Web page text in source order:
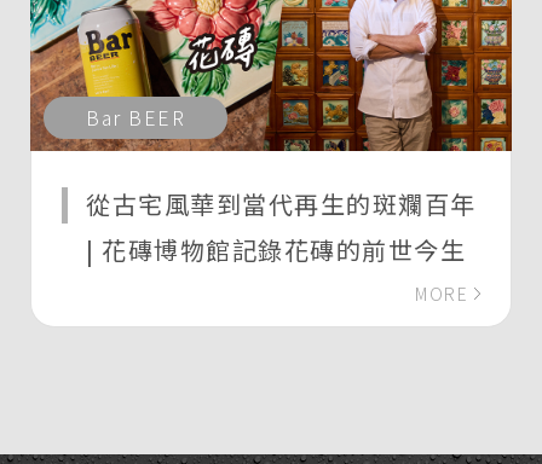
Bar BEER
從古宅風華到當代再生的斑斕百年
| 花磚博物館記錄花磚的前世今生
MORE